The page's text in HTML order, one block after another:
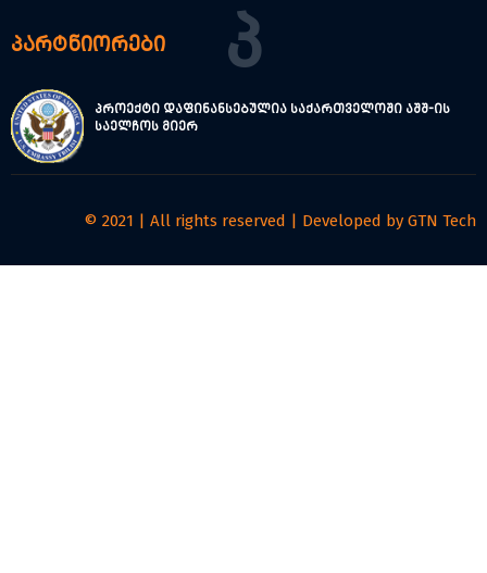
პარტნიორები Პ
პროექტი დაფინანსებულია საქართველოში აშშ-ის
საელჩოს მიერ
© 2021 | All rights reserved | Developed by GTN Tech